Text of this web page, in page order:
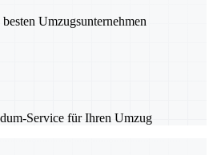
Umzugsunternehmen
Service für Ihren Umzug